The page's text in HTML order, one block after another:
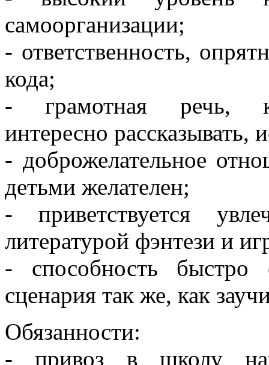
самоорганизации;
- ответственность,
кода;
- грамотная речь,
интересно рассказывать,
- доброжелательное
детьми желателен;
- приветствуется
литературой фэнтези и
- способность быстро
сценария так же, как
Обязанности:
- привоз в школу